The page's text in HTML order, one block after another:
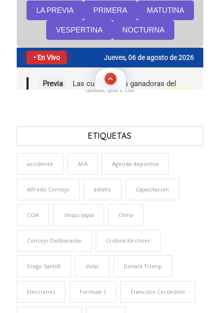
Quinielas, Quini 6, Loto
ETIQUETAS
accidente AFA Agenda deportiva
Alfredo Cornejo asfalto Capacitación
CCIA chiqui tapia Clima
Concejo Deliberante Cristina Kirchner
Diego Santilli dolar Donald Trump
Elecciones Formula 1 Francisco Cerúndolo